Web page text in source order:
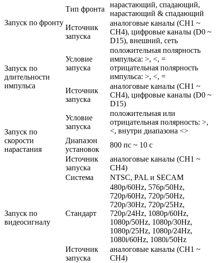
Запуск по фронту
Тип фронта
нарастающий, спадающий,
нарастающий & спадающий
Источник
запуска
аналоговые каналы (CH1 ~
CH4), цифровые каналы (D0 ~
D15), внешний, сеть
Запуск по
длительности
импульса
Условие
запуска
положительная полярность
импульса: >, <, =
отрицательная полярность
импульса: >, <, =
Источник
запуска
аналоговые каналы (CH1 ~
CH4), цифровые каналы (D0 ~
D15)
Запуск по
скорости
нарастания
Условие
запуска
положительная или
отрицательная полярность: >,
<, внутри диапазона <>
Диапазон
установок
800 пс ~ 10 с
Источник
запуска
аналоговые каналы (CH1 ~
CH4)
Запуск по
видеосигналу
Система NTSC, PAL и SECAM
Стандарт
480p/60Hz, 576p/50Hz,
720p/60Hz, 720p/50Hz,
720p/30Hz, 720p/25Hz,
720p/24Hz, 1080p/60Hz,
1080p/50Hz, 1080p/30Hz,
1080p/25Hz, 1080p/24Hz,
1080i/60Hz, 1080i/50Hz
Источник
запуска
аналоговые каналы (CH1 ~
CH4)